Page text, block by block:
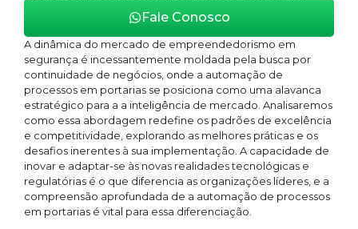
Fale Conosco
A dinâmica do mercado de empreendedorismo em
segurança é incessantemente moldada pela busca por
continuidade de negócios, onde a automação de
processos em portarias se posiciona como uma alavanca
estratégico para a a inteligência de mercado. Analisaremos
como essa abordagem redefine os padrões de excelência
e competitividade, explorando as melhores práticas e os
desafios inerentes à sua implementação. A capacidade de
inovar e adaptar-se às novas realidades tecnológicas e
regulatórias é o que diferencia as organizações líderes, e a
compreensão aprofundada de a automação de processos
em portarias é vital para essa diferenciação.